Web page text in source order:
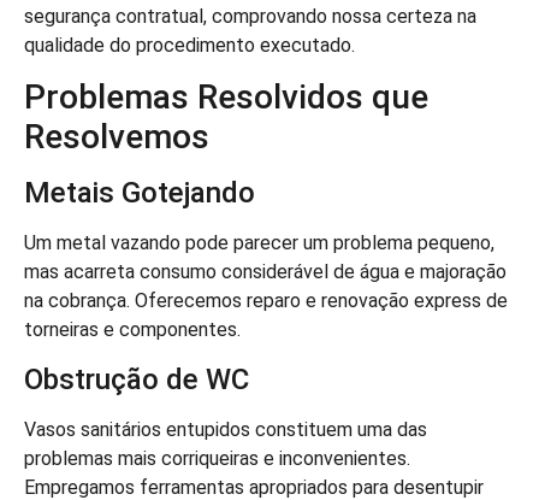
segurança contratual, comprovando nossa certeza na
qualidade do procedimento executado.
Problemas Resolvidos que
Resolvemos
Metais Gotejando
Um metal vazando pode parecer um problema pequeno,
mas acarreta consumo considerável de água e majoração
na cobrança. Oferecemos reparo e renovação express de
torneiras e componentes.
Obstrução de WC
Vasos sanitários entupidos constituem uma das
problemas mais corriqueiras e inconvenientes.
Empregamos ferramentas apropriados para desentupir